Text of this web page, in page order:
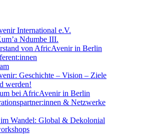
International e.V.
Ndumbe III.
von AfricAvenir in Berlin
Geschichte – Vision – Ziele
werden!
bei AfricAvenir in Berlin
& Netzwerke
im Wandel: Global & Dekolonial